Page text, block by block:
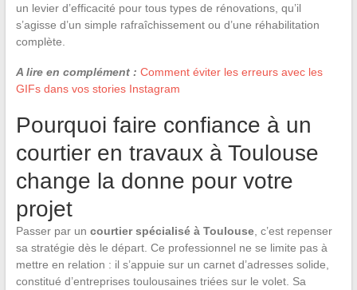
un levier d’efficacité pour tous types de rénovations, qu’il
s’agisse d’un simple rafraîchissement ou d’une réhabilitation
complète.
A lire en complément : Comment éviter les erreurs avec les
GIFs dans vos stories Instagram
Pourquoi faire confiance à un
courtier en travaux à Toulouse
change la donne pour votre
projet
Passer par un courtier spécialisé à Toulouse, c’est repenser
sa stratégie dès le départ. Ce professionnel ne se limite pas à
mettre en relation : il s’appuie sur un carnet d’adresses solide,
constitué d’entreprises toulousaines triées sur le volet. Sa